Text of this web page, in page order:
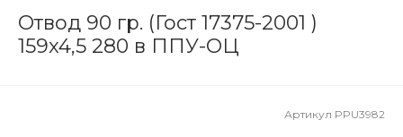
Отвод 90 гр. (Гост 17375-2001 )
159x4,5 280 в ППУ-ОЦ
Артикул PPU3982